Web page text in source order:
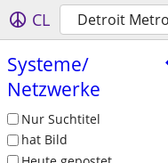
CL Detroit Metro
Systeme/​
Netzwerke
Nur Suchtitel
hat Bild